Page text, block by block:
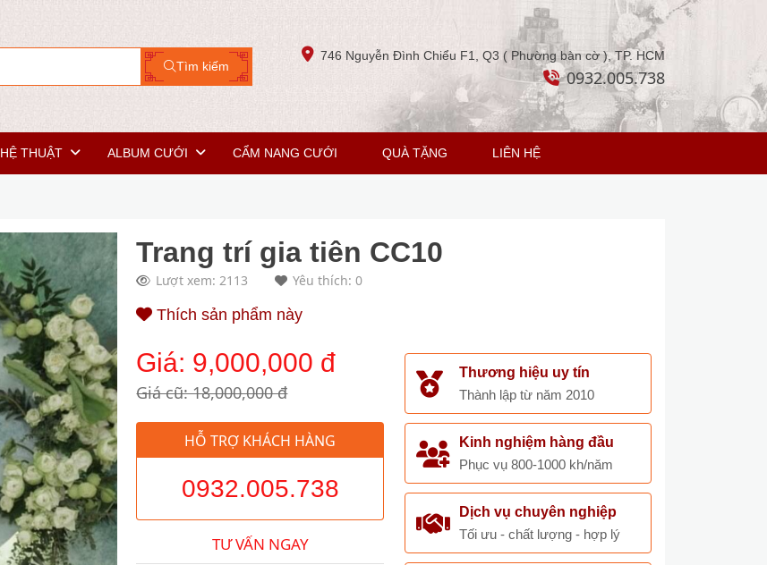
Tìm kiếm
746 Nguyễn Đình Chiểu F1, Q3 ( Phường bàn cờ ), TP. HCM
0932.005.738
THUẬT ALBUM CƯỚI CẨM NANG CƯỚI QUÀ TẶNG LIÊN HỆ
Trang trí gia tiên CC10
Lượt xem: 2113 Yêu thích: 0
Thích sản phẩm này
Giá: 9,000,000 đ
Giá cũ: 18,000,000 đ
HỖ TRỢ KHÁCH HÀNG
0932.005.738
TƯ VẤN NGAY
Thương hiệu uy tín
Thành lập từ năm 2010
Kinh nghiệm hàng đầu
Phục vụ 800-1000 kh/năm
Dịch vụ chuyên nghiệp
Tối ưu - chất lượng - hợp lý